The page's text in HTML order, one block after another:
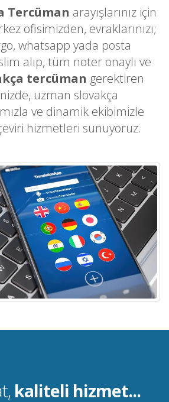
Tercüman arayışlarınız için
ofisimizden, evraklarınızı;
whatsapp yada posta
alıp, tüm noter onaylı ve
tercüman gerektiren
uzman slovakça
ve dinamik ekibimizle
hizmetleri sunuyoruz.
kaliteli hizmet...